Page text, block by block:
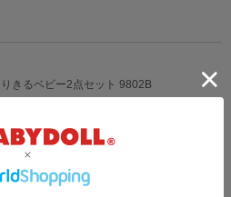
きるベビー2点セット 9802B